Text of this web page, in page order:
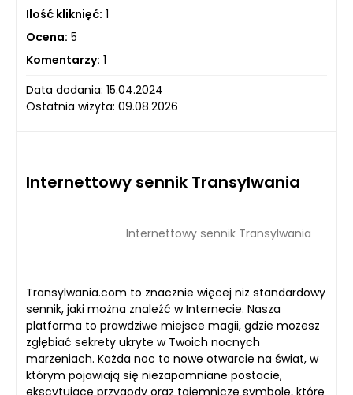
Ilość kliknięć: 1
Ocena: 5
Komentarzy: 1
Data dodania: 15.04.2024
Ostatnia wizyta: 09.08.2026
Internettowy sennik Transylwania
Internettowy sennik Transylwania
Transylwania.com to znacznie więcej niż standardowy
sennik, jaki można znaleźć w Internecie. Nasza
platforma to prawdziwe miejsce magii, gdzie możesz
zgłębiać sekrety ukryte w Twoich nocnych
marzeniach. Każda noc to nowe otwarcie na świat, w
którym pojawiają się niezapomniane postacie,
ekscytujące przygody oraz tajemnicze symbole, które